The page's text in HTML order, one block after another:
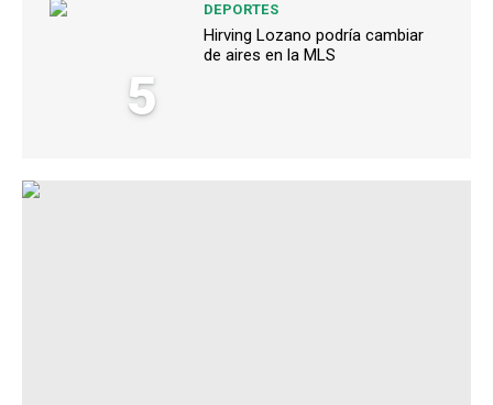
5
DEPORTES
Hirving Lozano podría cambiar
de aires en la MLS